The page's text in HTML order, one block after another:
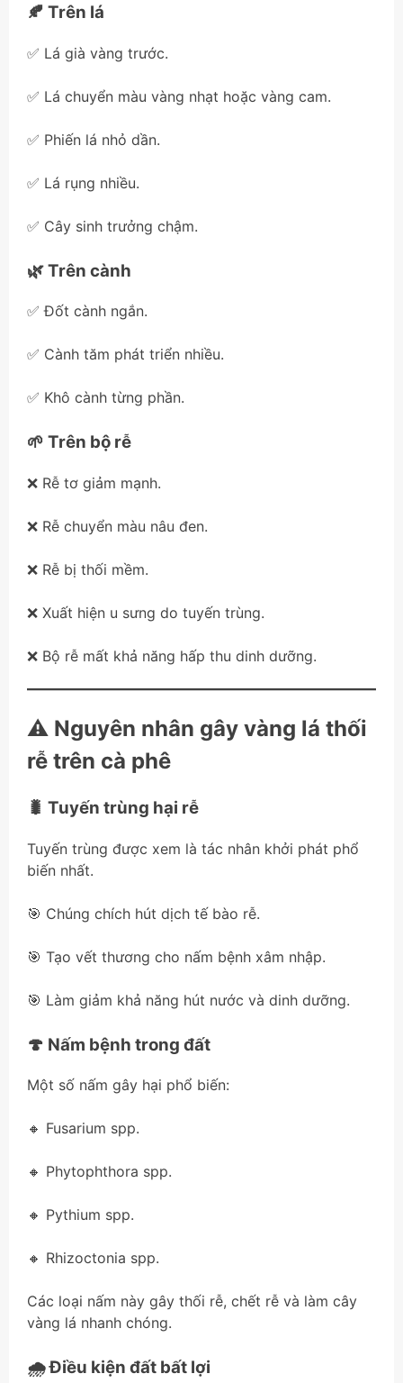
🍂 Trên lá
✅ Lá già vàng trước.
✅ Lá chuyển màu vàng nhạt hoặc vàng cam.
✅ Phiến lá nhỏ dần.
✅ Lá rụng nhiều.
✅ Cây sinh trưởng chậm.
🌿 Trên cành
✅ Đốt cành ngắn.
✅ Cành tăm phát triển nhiều.
✅ Khô cành từng phần.
🌱 Trên bộ rễ
❌ Rễ tơ giảm mạnh.
❌ Rễ chuyển màu nâu đen.
❌ Rễ bị thối mềm.
❌ Xuất hiện u sưng do tuyến trùng.
❌ Bộ rễ mất khả năng hấp thu dinh dưỡng.
⚠️ Nguyên nhân gây vàng lá thối
rễ trên cà phê
🐛 Tuyến trùng hại rễ
Tuyến trùng được xem là tác nhân khởi phát phổ
biến nhất.
🎯 Chúng chích hút dịch tế bào rễ.
🎯 Tạo vết thương cho nấm bệnh xâm nhập.
🎯 Làm giảm khả năng hút nước và dinh dưỡng.
🍄 Nấm bệnh trong đất
Một số nấm gây hại phổ biến:
🔸 Fusarium spp.
🔸 Phytophthora spp.
🔸 Pythium spp.
🔸 Rhizoctonia spp.
Các loại nấm này gây thối rễ, chết rễ và làm cây
vàng lá nhanh chóng.
🌧 Điều kiện đất bất lợi